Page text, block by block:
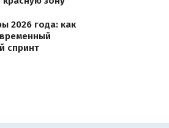
2026 года: как
спринт